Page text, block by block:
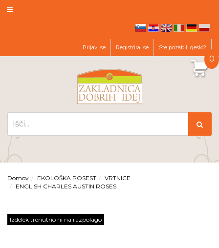
de pl
Prijavi se Registriraj se Ste pozabili geslo?
0
Domov EKOLOŠKA POSEST
VRTNICE
ENGLISH CHARLES AUSTIN ROSES
Izdelek trenutno ni na razpolago